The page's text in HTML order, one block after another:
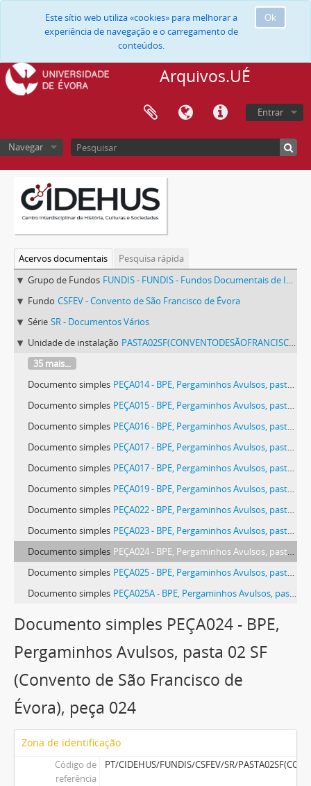
Ok
Este sítio web utiliza «cookies» para melhorar a
experiência de navegação e o carregamento de
conteúdos.
Arquivos.UÉ
Entrar
Navegar
Acervos documentais
Pesquisa rápida
Grupo de Fundos FUNDIS - FUNDIS - Fundos Documentais de Instituições do Sul
Fundo CSFEV - Convento de São Francisco de Évora
Série SR - Documentos Vários
Unidade de instalação PASTA02SF(CONVENTODESÃOFRANCISCODEÉVORA) - Pergaminhos Avulsos, pasta 02 SF (Convento de São Francisco de Évora).
35 mais...
Documento simples PEÇA014 - BPE, Pergaminhos Avulsos, pasta 02 SF (Convento de São Francisco de Évora), peça 014
Documento simples PEÇA015 - BPE, Pergaminhos Avulsos, pasta 02 SF (Convento de São Francisco de Évora), peça 015
Documento simples PEÇA016 - BPE, Pergaminhos Avulsos, pasta 02 SF (Convento de São Francisco de Évora), peça 016
Documento simples PEÇA017 - BPE, Pergaminhos Avulsos, pasta 02 SF (Convento de São Francisco de Évora), peça 017
Documento simples PEÇA017 - BPE, Pergaminhos Avulsos, pasta 02 SF (Convento de São Francisco de Évora), peça 017
Documento simples PEÇA019 - BPE, Pergaminhos Avulsos, pasta 02 SF (Convento de São Francisco de Évora), peça 019
Documento simples PEÇA022 - BPE, Pergaminhos Avulsos, pasta 02 SF (Convento de São Francisco de Évora), peça 022
Documento simples PEÇA023 - BPE, Pergaminhos Avulsos, pasta 02 SF (Convento de São Francisco de Évora), peça 023
Documento simples PEÇA024 - BPE, Pergaminhos Avulsos, pasta 02 SF (Convento de São Francisco de Évora), peça 024
Documento simples PEÇA025 - BPE, Pergaminhos Avulsos, pasta 02 SF (Convento de São Francisco de Évora), peça 025
Documento simples PEÇA025A - BPE, Pergaminhos Avulsos, pasta 02 SF (Convento de São Francisco de Évora), peça 025 a
PEÇA027 - BPE, Pergaminhos Avulsos, pasta 02 SF (Convento de São Francisco de Évora), peça 027
27 mais...
Documento simples PEÇA024 - BPE,
Pergaminhos Avulsos, pasta 02 SF
(Convento de São Francisco de
Évora), peça 024
Zona de identificação
Código de
referência
PT/CIDEHUS/FUNDIS/CSFEV/SR/